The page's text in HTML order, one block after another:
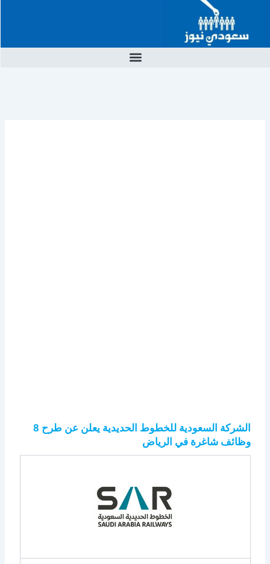
المحتوى
الشركة السعودية للخطوط الحديدية يعلن عن طرح 8
وظائف شاغرة في الرياض